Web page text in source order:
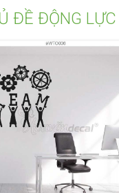
ĐỀ ĐỘNG LỰC